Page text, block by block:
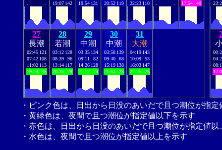
19:07 142
19:54 131
20:52 119
22:23 110
17:54
40
27
長潮
02:45 121
07:42 108
11:02 113
19:24
35
28
若潮
03:12 128
08:39
96
13:14 117
20:25
29
29
中潮
03:35 134
09:11
82
14:26 128
21:12
24
30
中潮
03:58 139
09:40
68
15:19 138
21:51
23
31
大潮
04:19 143
10:09
53
16:03 147
22:25
25
・ピンク色は、日出から日没のあいだで且つ潮位が指
・黄緑色は、夜間で且つ潮位が指定値以下を示す
・赤色は、日出から日没のあいだで且つ潮位が指定値以
・水色は、夜間で且つ潮位が指定値以上を示す